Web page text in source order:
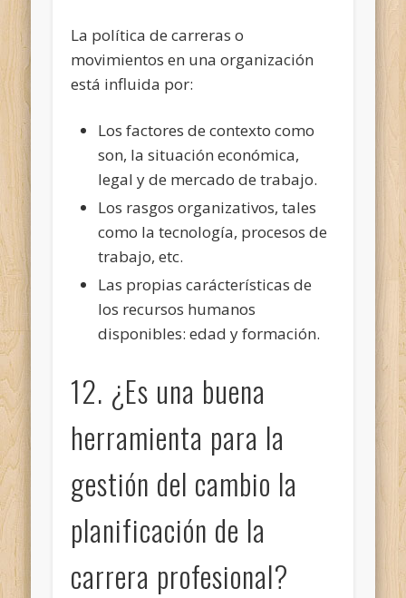
La política de carreras o
movimientos en una organización
está influida por:
Los factores de contexto como
son, la situación económica,
legal y de mercado de trabajo.
Los rasgos organizativos, tales
como la tecnología, procesos de
trabajo, etc.
Las propias carácterísticas de
los recursos humanos
disponibles: edad y formación.
12. ¿Es una buena
herramienta para la
gestión del cambio la
planificación de la
carrera profesional?